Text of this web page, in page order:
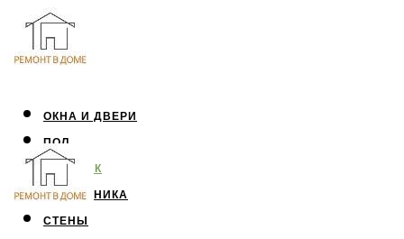
ОКНА И ДВЕРИ
ПОЛ
ПОТОЛОК
САНТЕХНИКА
СТЕНЫ